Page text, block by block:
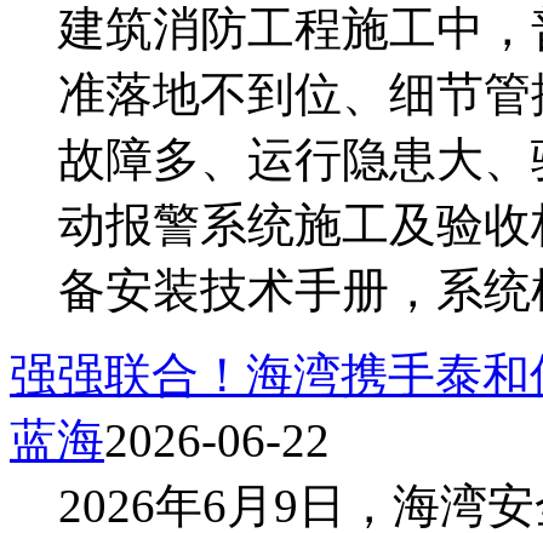
建筑消防工程施工中
准落地不到位、细节
故障多、运行隐患大
动报警系统施工及验收
备安装技术手册，系统
强强联合！海湾携手泰
蓝海2026-06-22
2026年6月9日，海湾